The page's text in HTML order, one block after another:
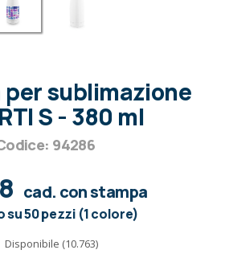
per sublimazione
S - 380 ml
94286
cad. con stampa
su 50 pezzi (1 colore)
Disponibile (10.763)